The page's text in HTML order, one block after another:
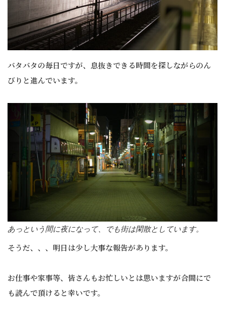
バタバタの毎日ですが、息抜きできる時間を探しながらのん
びりと進んでいます。
あっという間に夜になって、でも街は閑散としています。
そうだ、、、明日は少し大事な報告があります。
お仕事や家事等、皆さんもお忙しいとは思いますが合間にで
も読んで頂けると幸いです。